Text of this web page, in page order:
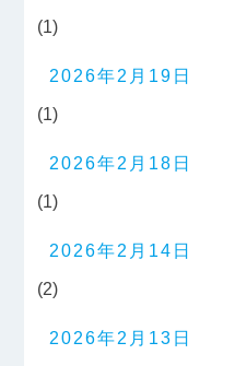
(1)
2026年2月19日
(1)
2026年2月18日
(1)
2026年2月14日
(2)
2026年2月13日